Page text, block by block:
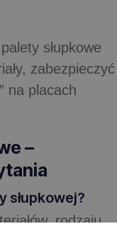
słupkowe
zabezpieczyć
na placach
–
słupkowej?
rodzaju